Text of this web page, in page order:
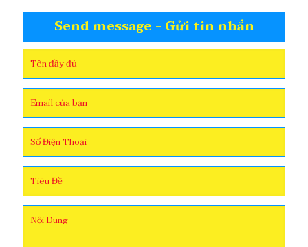
Send message - Gửi tin nhắn